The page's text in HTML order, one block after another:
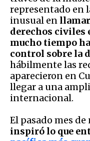
representado en
inusual en
derechos civiles
mucho tiempo
control sobre la
hábilmente las
aparecieron en
llegar a una
internacional.
El pasado mes
inspiró lo que